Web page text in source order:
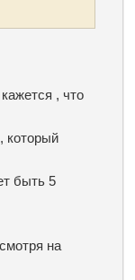
, что
который
быть 5
на